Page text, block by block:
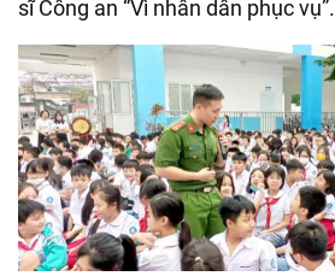
sĩ Công an “Vì nhân dân phục vụ”.